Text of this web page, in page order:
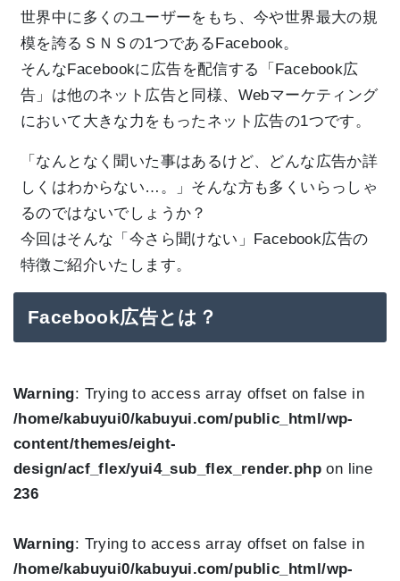
世界中に多くのユーザーをもち、今や世界最大の規
模を誇るＳＮＳの1つであるFacebook。
そんなFacebookに広告を配信する「Facebook広
告」は他のネット広告と同様、Webマーケティング
において大きな力をもったネット広告の1つです。
「なんとなく聞いた事はあるけど、どんな広告か詳
しくはわからない…。」そんな方も多くいらっしゃ
るのではないでしょうか？
今回はそんな「今さら聞けない」Facebook広告の
特徴ご紹介いたします。
Facebook広告とは？
Warning: Trying to access array offset on false in
/home/kabuyui0/kabuyui.com/public_html/wp-
content/themes/eight-
design/acf_flex/yui4_sub_flex_render.php on line
236
Warning: Trying to access array offset on false in
/home/kabuyui0/kabuyui.com/public_html/wp-